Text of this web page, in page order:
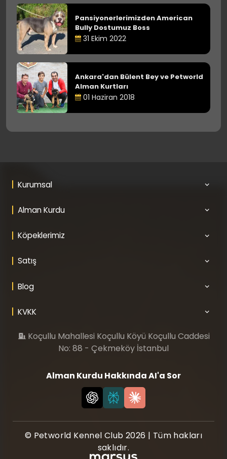
Pansiyonerlerimizden American
Bully Dostumuz Boss
31 Ekim 2022
Ankara'dan Bülent Bey ve Petworld
Alman Kurtları
01 Haziran 2018
Kurumsal
Alman Kurdu
Köpeklerimiz
Satış
Blog
KVKK
Koçullu Mahallesi Koçullu Köyü Koçullu Caddesi
No: 88 - Çekmeköy İstanbul
Alman Kurdu Hakkında AI'a Sor
© Petworld Kennel Club 2026 | Tüm hakları
saklıdır.